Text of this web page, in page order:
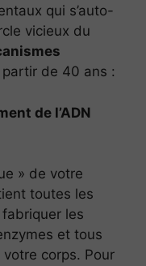
qui s’auto-
vicieux du
partir de 40 ans :
de l’ADN
» de votre
toutes les
les
et tous
corps. Pour